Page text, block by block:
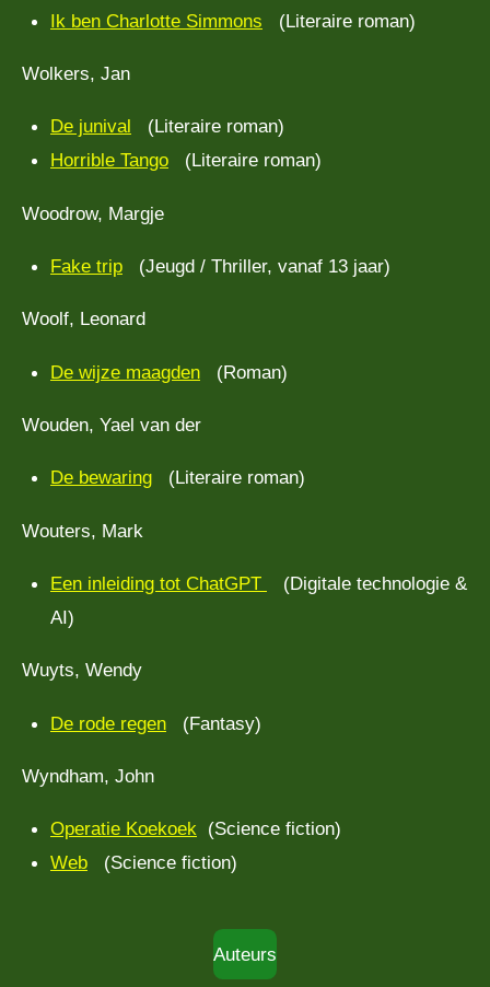
Ik ben Charlotte Simmons (Literaire roman)
Wolkers, Jan
De junival (Literaire roman)
Horrible Tango (Literaire roman)
Woodrow, Margje
Fake trip (Jeugd / Thriller, vanaf 13 jaar)
Woolf, Leonard
De wijze maagden (Roman)
Wouden, Yael van der
De bewaring (Literaire roman)
Wouters, Mark
Een inleiding tot ChatGPT
(Digitale technologie &
AI)
Wuyts, Wendy
De rode regen (Fantasy)
Wyndham, John
Operatie Koekoek (Science fiction)
Web (Science fiction)
Auteurs